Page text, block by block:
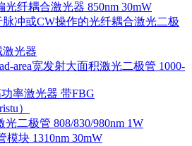
光纤耦合激光器 850nm 30mW
脉冲或CW操作的光纤耦合激光二极
激光器
area宽发射大面积激光二极管 1000-
功率激光器 带FBG
）
二极管 808/830/980nm 1W
模块 1310nm 30mW